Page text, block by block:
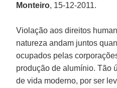
Monteiro, 15-12-2011.
Violação aos direitos
natureza andam juntos
ocupados pelas
produção de alumínio. Tão
de vida moderno, por ser